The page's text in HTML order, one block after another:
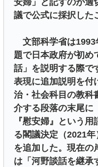
安婦」と記すのが適
議で公式に採択した
文部科学省は1993
題で日本政府が初め
話」を説明する際で
表現に追加説明を付
治・社会科目の教科
介する段落の末尾に
『慰安婦』という
る閣議決定（2021
を追加した。現在の
は「河野談話を継承